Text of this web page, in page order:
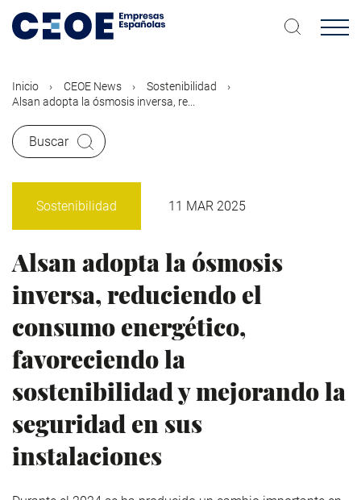
contenido
Inicio CEOE News
Sostenibilidad
Alsan adopta la ósmosis inversa, re...
Buscar
Sostenibilidad 11 MAR 2025
Alsan adopta la ósmosis
inversa, reduciendo el
consumo energético,
favoreciendo la
sostenibilidad y mejorando la
seguridad en sus
instalaciones